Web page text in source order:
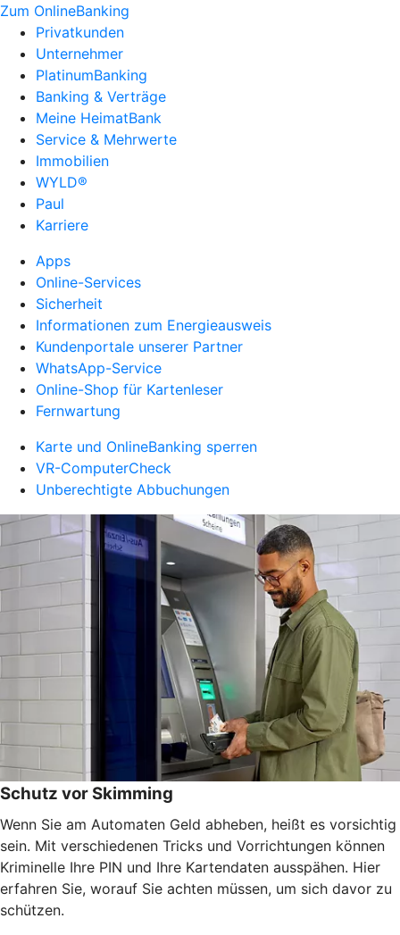
Zum OnlineBanking
Privatkunden
Unternehmer
PlatinumBanking
Banking & Verträge
Meine HeimatBank
Service & Mehrwerte
Immobilien
WYLD®
Paul
Karriere
Apps
Online-Services
Sicherheit
Informationen zum Energieausweis
Kundenportale unserer Partner
WhatsApp-Service
Online-Shop für Kartenleser
Fernwartung
Karte und OnlineBanking sperren
VR-ComputerCheck
Unberechtigte Abbuchungen
Schutz vor Skimming
Wenn Sie am Automaten Geld abheben, heißt es vorsichtig
sein. Mit verschiedenen Tricks und Vorrichtungen können
Kriminelle Ihre PIN und Ihre Kartendaten ausspähen. Hier
erfahren Sie, worauf Sie achten müssen, um sich davor zu
schützen.